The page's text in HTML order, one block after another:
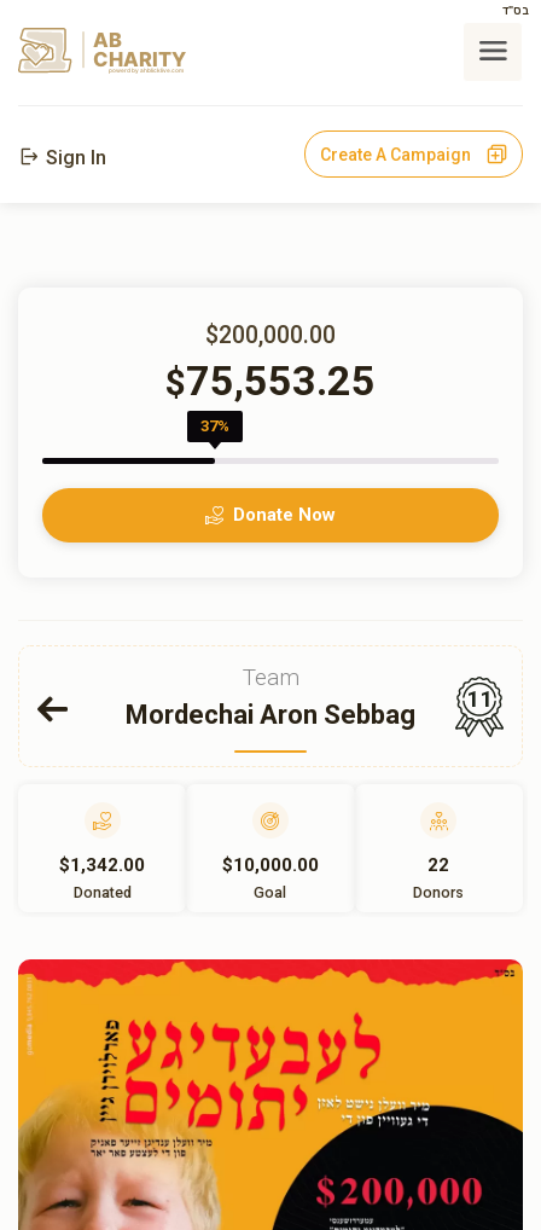
בס"ד
AB
CHARITY
powerd by ahblicklive.com
Sign In Create A Campaign
$200,000.00
$75,553.25
37%
Donate Now
Team
Mordechai Aron Sebbag
11
$1,342.00
Donated
$10,000.00
Goal
22
Donors